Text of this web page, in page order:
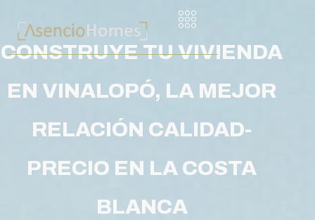
CONSTRUYE TU VIVIENDA
EN VINALOPÓ, LA MEJOR
RELACIÓN CALIDAD-
PRECIO EN LA COSTA
BLANCA